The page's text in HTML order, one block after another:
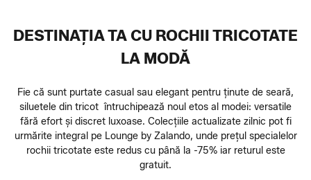
DESTINAȚIA TA CU ROCHII TRICOTATE
LA MODĂ
Fie că sunt purtate casual sau elegant pentru ținute de seară,
siluetele din tricot întruchipează noul etos al modei: versatile
fără efort și discret luxoase. Colecțiile actualizate zilnic pot fi
urmărite integral pe Lounge by Zalando, unde prețul specialelor
rochii tricotate este redus cu până la -75% iar returul este
gratuit.